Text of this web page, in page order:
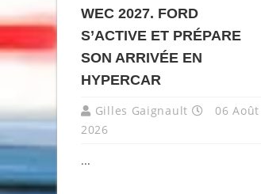
WEC 2027. FORD
S’ACTIVE ET PRÉPARE
SON ARRIVÉE EN
HYPERCAR
Gilles Gaignault
06 Août
2026
...